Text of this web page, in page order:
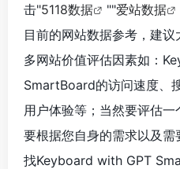
击"5118数据 ""爱站数据
目前的网站数据参考，建
多网站价值评估因素如：
SmartBoard的访问速度、
用户体验等；当然要评估
要根据您自身的需求以及
找Keyboard with GPT